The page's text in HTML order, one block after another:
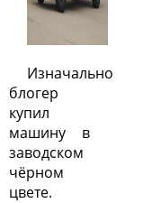
Изначально
блогер
купил
машину в
заводском
чёрном
цвете.